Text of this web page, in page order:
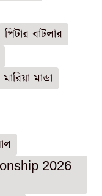
পিটার বাটলার
মারিয়া মান্ডা
2026